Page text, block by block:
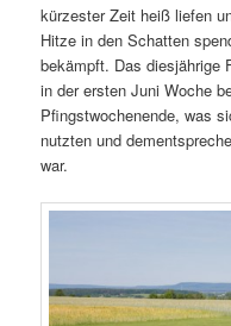
kürzester Zeit heiß liefen
Hitze in den Schatten
bekämpft. Das diesjährige
in der ersten Juni Woche
Pfingstwochenende, was
nutzten und
war.